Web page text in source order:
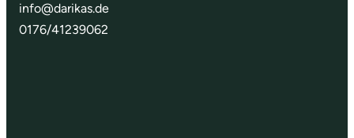
info@darikas.de
0176/41239062